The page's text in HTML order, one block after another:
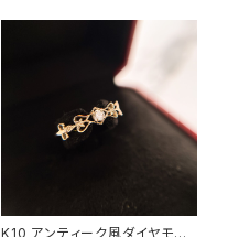
K10 アンティーク風ダイヤモン